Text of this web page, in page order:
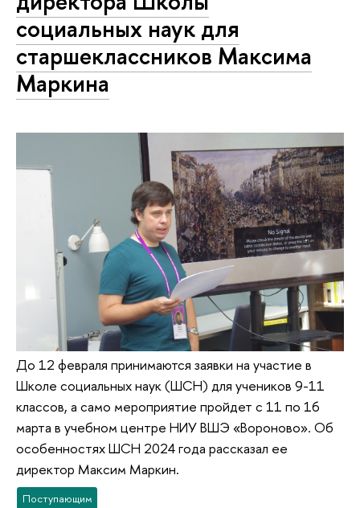
социальных наук для
старшеклассников Максима
Маркина
До 12 февраля принимаются заявки на участие в
Школе социальных наук (ШСН) для учеников 9-11
классов, а само мероприятие пройдет с 11 по 16
марта в учебном центре НИУ ВШЭ «Вороново». Об
особенностях ШСН 2024 года рассказал ее
директор Максим Маркин.
Поступающим